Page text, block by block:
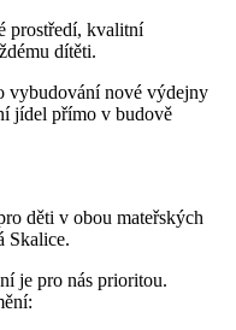
prostředí, kvalitní
dítěti.
vybudování nové výdejny
jídel přímo v budově
děti v obou mateřských
Skalice.
je pro nás prioritou.